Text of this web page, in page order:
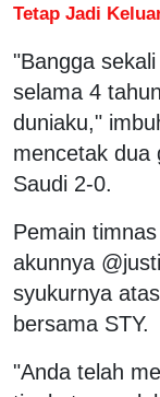
Tetap Jadi
"Bangga
selama 4
duniaku,"
mencetak dua
Saudi 2-0.
Pemain
akunnya
syukurnya
bersama STY.
"Anda telah